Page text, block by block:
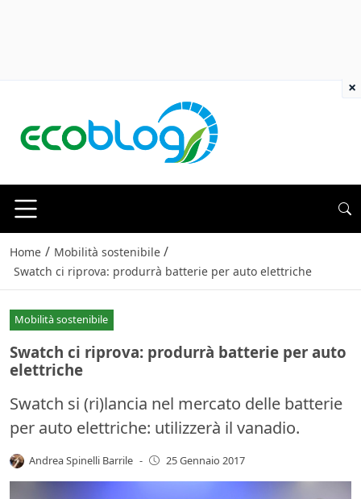
Home / Mobilità sostenibile /
Swatch ci riprova: produrrà batterie per auto elettriche
Mobilità sostenibile
Swatch ci riprova: produrrà batterie per auto
elettriche
Swatch si (ri)lancia nel mercato delle batterie
per auto elettriche: utilizzerà il vanadio.
Andrea Spinelli Barrile - 25 Gennaio 2017
×